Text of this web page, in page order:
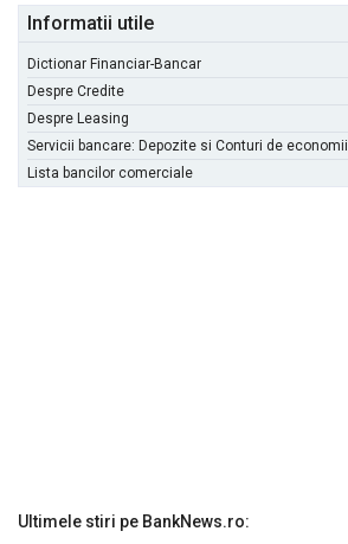
Informatii utile
Dictionar Financiar-Bancar
Despre Credite
Despre Leasing
Servicii bancare: Depozite si Conturi de economii
Lista bancilor comerciale
Ultimele stiri pe BankNews.ro: